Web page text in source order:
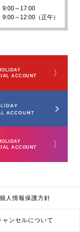
9:00～17:00
9:00～12:00（正午）
ACCOUNT
〉
ACCOUNT
〉
個人情報保護方針
ャンセルについて